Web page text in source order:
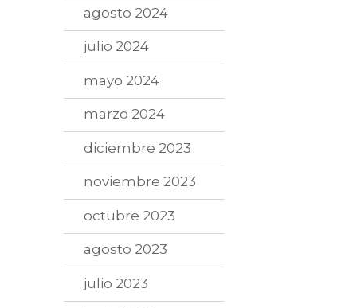
agosto 2024
julio 2024
mayo 2024
marzo 2024
diciembre 2023
noviembre 2023
octubre 2023
agosto 2023
julio 2023